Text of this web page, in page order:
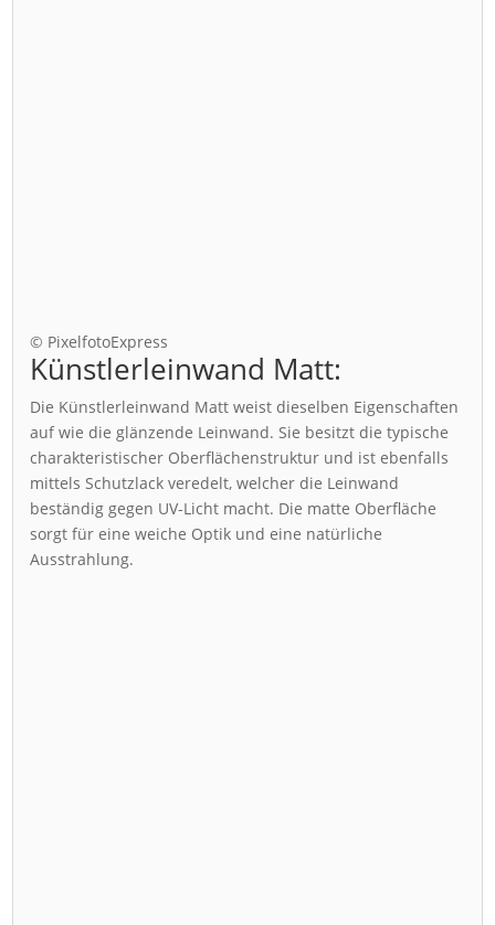
© PixelfotoExpress
Künstlerleinwand Matt:
Die Künstlerleinwand Matt weist dieselben Eigenschaften
auf wie die glänzende Leinwand. Sie besitzt die typische
charakteristischer Oberflächenstruktur und ist ebenfalls
mittels Schutzlack veredelt, welcher die Leinwand
beständig gegen UV-Licht macht. Die matte Oberfläche
sorgt für eine weiche Optik und eine natürliche
Ausstrahlung.